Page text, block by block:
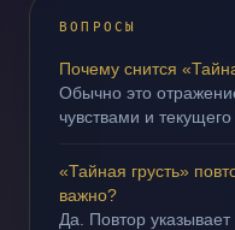
ВОПРОСЫ
Почему снится
Обычно это
чувствами и
«Тайная грусть»
важно?
Да. Повтор